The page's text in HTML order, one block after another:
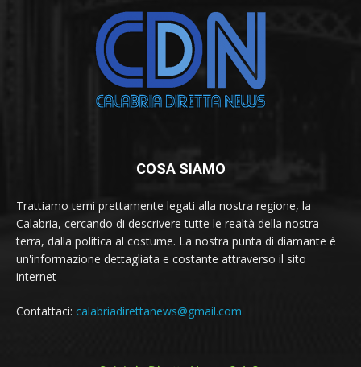
COSA SIAMO
Trattiamo temi prettamente legati alla nostra regione, la
Calabria, cercando di descrivere tutte le realtà della nostra
terra, dalla politica al costume. La nostra punta di diamante è
un'informazione dettagliata e costante attraverso il sito
internet
Contattaci: calabriadirettanews@gmail.com